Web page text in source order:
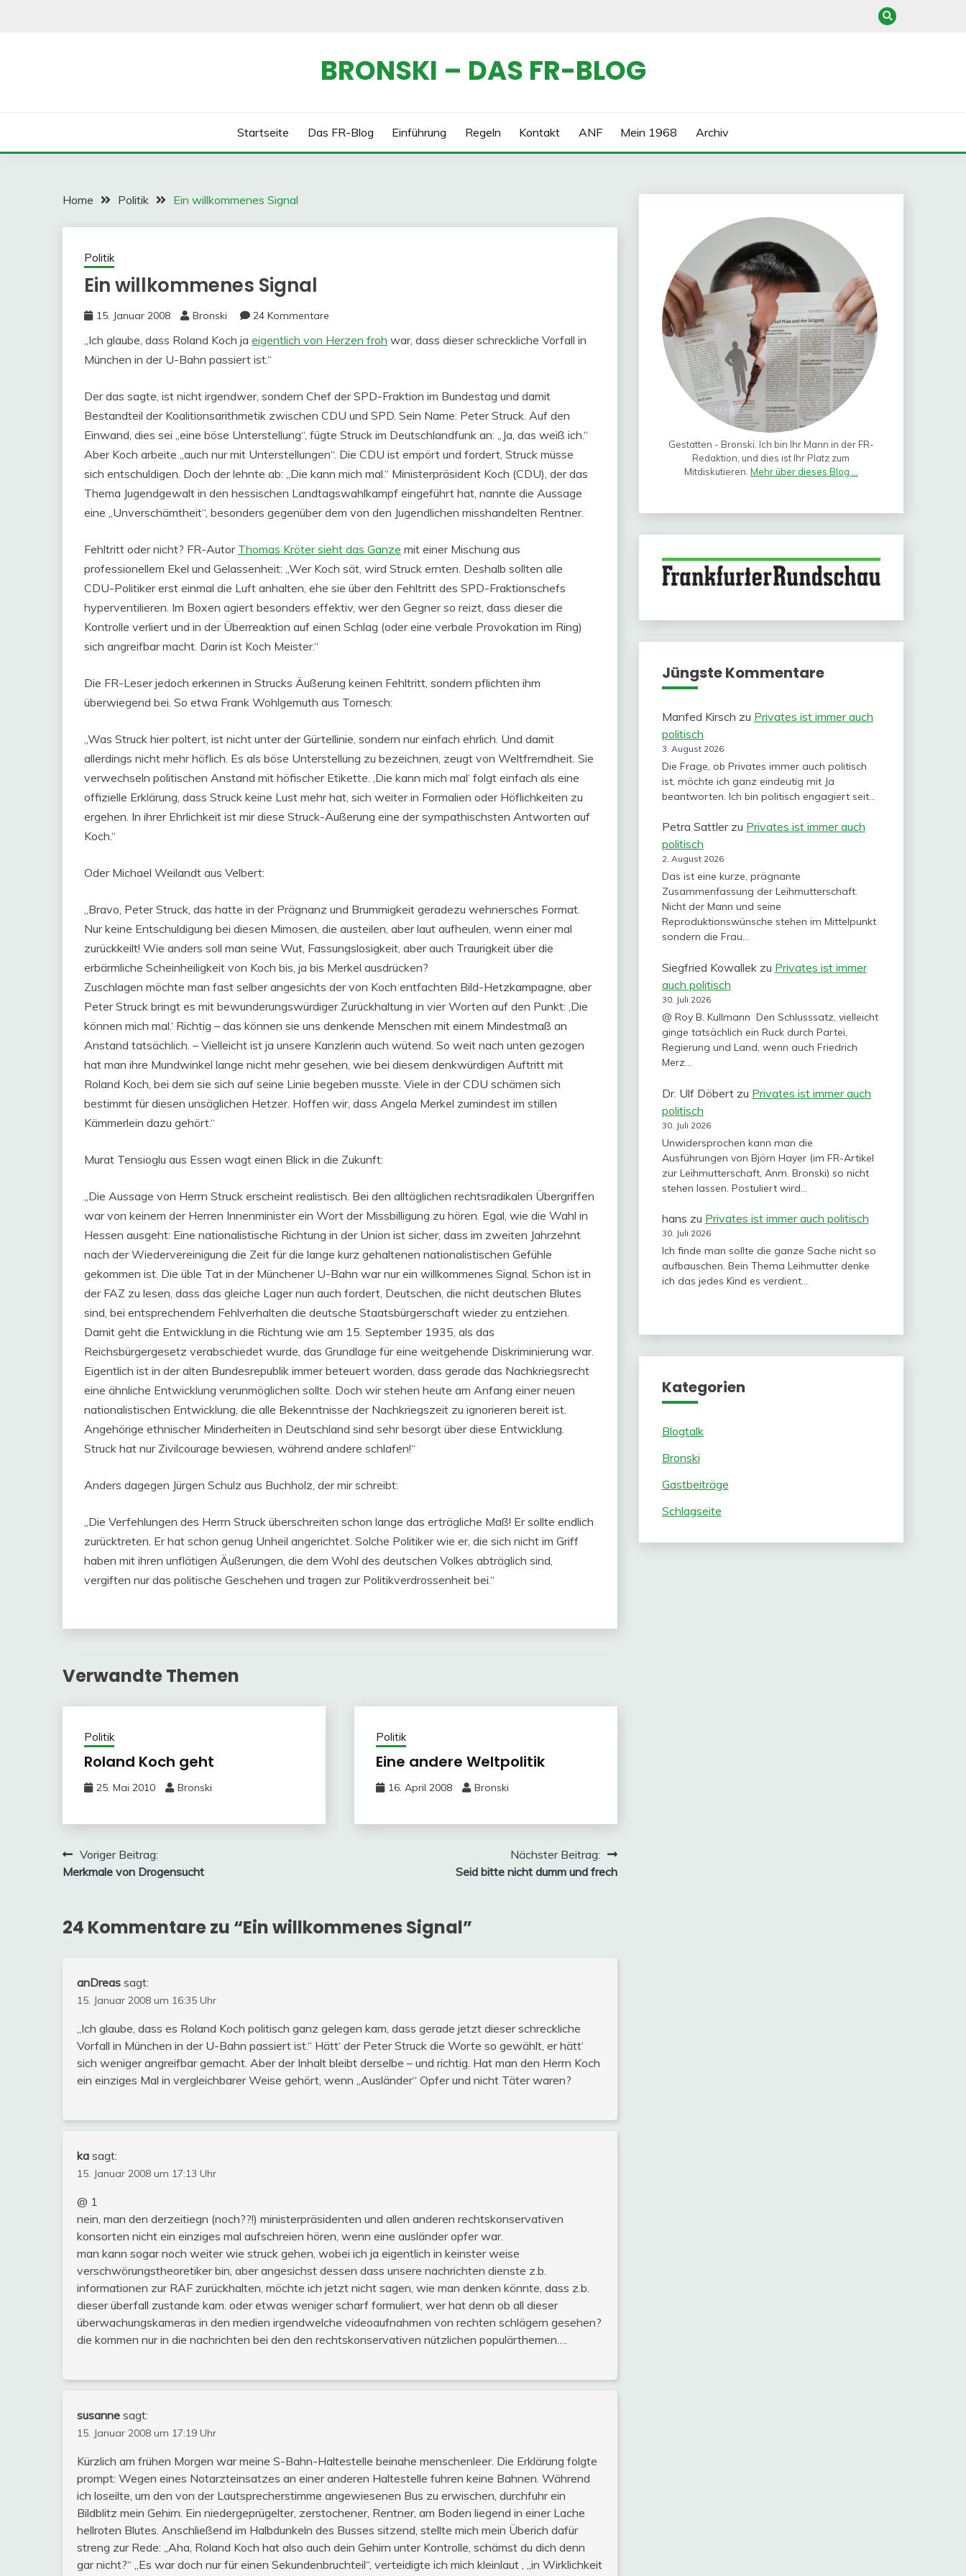
BRONSKI – DAS FR-BLOG
Startseite Das FR-Blog Einführung Regeln Kontakt ANF Mein 1968 Archiv
Home Politik Ein willkommenes Signal
Politik
Ein willkommenes Signal
15. Januar 2008 Bronski 24 Kommentare
„Ich glaube, dass Roland Koch ja eigentlich von Herzen froh war, dass dieser schreckliche Vorfall in
München in der U-Bahn passiert ist.“
Der das sagte, ist nicht irgendwer, sondern Chef der SPD-Fraktion im Bundestag und damit
Bestandteil der Koalitionsarithmetik zwischen CDU und SPD. Sein Name: Peter Struck. Auf den
Einwand, dies sei „eine böse Unterstellung“, fügte Struck im Deutschlandfunk an: „Ja, das weiß ich.“
Aber Koch arbeite „auch nur mit Unterstellungen“. Die CDU ist empört und fordert, Struck müsse
sich entschuldigen. Doch der lehnte ab: „Die kann mich mal.“ Ministerpräsident Koch (CDU), der das
Thema Jugendgewalt in den hessischen Landtagswahlkampf eingeführt hat, nannte die Aussage
eine „Unverschämtheit“, besonders gegenüber dem von den Jugendlichen misshandelten Rentner.
Fehltritt oder nicht? FR-Autor Thomas Kröter sieht das Ganze mit einer Mischung aus
professionellem Ekel und Gelassenheit: „Wer Koch sät, wird Struck ernten. Deshalb sollten alle
CDU-Politiker erst einmal die Luft anhalten, ehe sie über den Fehltritt des SPD-Fraktionschefs
hyperventilieren. Im Boxen agiert besonders effektiv, wer den Gegner so reizt, dass dieser die
Kontrolle verliert und in der Überreaktion auf einen Schlag (oder eine verbale Provokation im Ring)
sich angreifbar macht. Darin ist Koch Meister.“
Die FR-Leser jedoch erkennen in Strucks Äußerung keinen Fehltritt, sondern pflichten ihm
überwiegend bei. So etwa Frank Wohlgemuth aus Tornesch:
„Was Struck hier poltert, ist nicht unter der Gürtellinie, sondern nur einfach ehrlich. Und damit
allerdings nicht mehr höflich. Es als böse Unterstellung zu bezeichnen, zeugt von Weltfremdheit. Sie
verwechseln politischen Anstand mit höfischer Etikette. ‚Die kann mich mal‘ folgt einfach als eine
offizielle Erklärung, dass Struck keine Lust mehr hat, sich weiter in Formalien oder Höflichkeiten zu
ergehen. In ihrer Ehrlichkeit ist mir diese Struck-Äußerung eine der sympathischsten Antworten auf
Koch.“
Oder Michael Weilandt aus Velbert:
„Bravo, Peter Struck, das hatte in der Prägnanz und Brummigkeit geradezu wehnersches Format.
Nur keine Entschuldigung bei diesen Mimosen, die austeilen, aber laut aufheulen, wenn einer mal
zurückkeilt! Wie anders soll man seine Wut, Fassungslosigkeit, aber auch Traurigkeit über die
erbärmliche Scheinheiligkeit von Koch bis, ja bis Merkel ausdrücken?
Zuschlagen möchte man fast selber angesichts der von Koch entfachten Bild-Hetzkampagne, aber
Peter Struck bringt es mit bewunderungswürdiger Zurückhaltung in vier Worten auf den Punkt: ‚Die
können mich mal.‘ Richtig – das können sie uns denkende Menschen mit einem Mindestmaß an
Anstand tatsächlich. – Vielleicht ist ja unsere Kanzlerin auch wütend. So weit nach unten gezogen
hat man ihre Mundwinkel lange nicht mehr gesehen, wie bei diesem denkwürdigen Auftritt mit
Roland Koch, bei dem sie sich auf seine Linie begeben musste. Viele in der CDU schämen sich
bestimmt für diesen unsäglichen Hetzer. Hoffen wir, dass Angela Merkel zumindest im stillen
Kämmerlein dazu gehört.“
Murat Tensioglu aus Essen wagt einen Blick in die Zukunft:
„Die Aussage von Herrn Struck erscheint realistisch. Bei den alltäglichen rechtsradikalen Übergriffen
war von keinem der Herren Innenminister ein Wort der Missbilligung zu hören. Egal, wie die Wahl in
Hessen ausgeht: Eine nationalistische Richtung in der Union ist sicher, dass im zweiten Jahrzehnt
nach der Wiedervereinigung die Zeit für die lange kurz gehaltenen nationalistischen Gefühle
gekommen ist. Die üble Tat in der Münchener U-Bahn war nur ein willkommenes Signal. Schon ist in
der FAZ zu lesen, dass das gleiche Lager nun auch fordert, Deutschen, die nicht deutschen Blutes
sind, bei entsprechendem Fehlverhalten die deutsche Staatsbürgerschaft wieder zu entziehen.
Damit geht die Entwicklung in die Richtung wie am 15. September 1935, als das
Reichsbürgergesetz verabschiedet wurde, das Grundlage für eine weitgehende Diskriminierung war.
Eigentlich ist in der alten Bundesrepublik immer beteuert worden, dass gerade das Nachkriegsrecht
eine ähnliche Entwicklung verunmöglichen sollte. Doch wir stehen heute am Anfang einer neuen
nationalistischen Entwicklung, die alle Bekenntnisse der Nachkriegszeit zu ignorieren bereit ist.
Angehörige ethnischer Minderheiten in Deutschland sind sehr besorgt über diese Entwicklung.
Struck hat nur Zivilcourage bewiesen, während andere schlafen!“
Anders dagegen Jürgen Schulz aus Buchholz, der mir schreibt:
„Die Verfehlungen des Herrn Struck überschreiten schon lange das erträgliche Maß! Er sollte endlich
zurücktreten. Er hat schon genug Unheil angerichtet. Solche Politiker wie er, die sich nicht im Griff
haben mit ihren unflätigen Äußerungen, die dem Wohl des deutschen Volkes abträglich sind,
vergiften nur das politische Geschehen und tragen zur Politikverdrossenheit bei.“
Verwandte Themen
Politik
Roland Koch geht
25. Mai 2010 Bronski
Politik
Eine andere Weltpolitik
16. April 2008 Bronski
Beitragsnavigation
Voriger Beitrag:
Merkmale von Drogensucht
Nächster Beitrag:
Seid bitte nicht dumm und frech
24 Kommentare zu “Ein willkommenes Signal”
anDreas sagt:
15. Januar 2008 um 16:35 Uhr
„Ich glaube, dass es Roland Koch politisch ganz gelegen kam, dass gerade jetzt dieser schreckliche
Vorfall in München in der U-Bahn passiert ist.“ Hätt‘ der Peter Struck die Worte so gewählt, er hätt‘
sich weniger angreifbar gemacht. Aber der Inhalt bleibt derselbe – und richtig. Hat man den Herrn Koch
ein einziges Mal in vergleichbarer Weise gehört, wenn „Ausländer“ Opfer und nicht Täter waren?
ka sagt:
15. Januar 2008 um 17:13 Uhr
@ 1
nein, man den derzeitiegn (noch??!) ministerpräsidenten und allen anderen rechtskonservativen
konsorten nicht ein einziges mal aufschreien hören, wenn eine ausländer opfer war.
man kann sogar noch weiter wie struck gehen, wobei ich ja eigentlich in keinster weise
verschwörungstheoretiker bin, aber angesichst dessen dass unsere nachrichten dienste z.b.
informationen zur RAF zurückhalten, möchte ich jetzt nicht sagen, wie man denken könnte, dass z.b.
dieser überfall zustande kam. oder etwas weniger scharf formuliert, wer hat denn ob all dieser
überwachungskameras in den medien irgendwelche videoaufnahmen von rechten schlägern gesehen?
die kommen nur in die nachrichten bei den den rechtskonservativen nützlichen populärthemen….
susanne sagt:
15. Januar 2008 um 17:19 Uhr
Kürzlich am frühen Morgen war meine S-Bahn-Haltestelle beinahe menschenleer. Die Erklärung folgte
prompt: Wegen eines Notarzteinsatzes an einer anderen Haltestelle fuhren keine Bahnen. Während
ich loseilte, um den von der Lautsprecherstimme angewiesenen Bus zu erwischen, durchfuhr ein
Bildblitz mein Gehirn. Ein niedergeprügelter, zerstochener, Rentner, am Boden liegend in einer Lache
hellroten Blutes. Anschließend im Halbdunkeln des Busses sitzend, stellte mich mein Überich dafür
streng zur Rede: „Aha, Roland Koch hat also auch dein Gehirn unter Kontrolle, schämst du dich denn
gar nicht?“ „Es war doch nur für einen Sekundenbruchteil“, verteidigte ich mich kleinlaut , „in Wirklichkeit
Gestatten - Bronski. Ich bin Ihr Mann in der FR-
Redaktion, und dies ist Ihr Platz zum
Mitdiskutieren. Mehr über dieses Blog ...
Jüngste Kommentare
Manfed Kirsch zu Privates ist immer auch
politisch
3. August 2026
Die Frage, ob Privates immer auch politisch
ist, möchte ich ganz eindeutig mit Ja
beantworten. Ich bin politisch engagiert seit…
Petra Sattlerzu Privates ist immer auch
politisch
2. August 2026
Das ist eine kurze, prägnante
Zusammenfassung der Leihmutterschaft.
Nicht der Mann und seine
Reproduktionswünsche stehen im Mittelpunkt
sondern die Frau…
Siegfried Kowallekzu Privates ist immer
auch politisch
30. Juli 2026
@ Roy B. Kullmann Den Schlusssatz, vielleicht
ginge tatsächlich ein Ruck durch Partei,
Regierung und Land, wenn auch Friedrich
Merz…
Dr. Ulf Döbertzu Privates ist immer auch
politisch
30. Juli 2026
Unwidersprochen kann man die
Ausführungen von Björn Hayer (im FR-Artikel
zur Leihmutterschaft, Anm. Bronski) so nicht
stehen lassen. Postuliert wird…
hans zu Privates ist immer auch politisch
30. Juli 2026
Ich finde man sollte die ganze Sache nicht so
aufbauschen. Bein Thema Leihmutter denke
ich das jedes Kind es verdient…
Kategorien
Blogtalk
Bronski
Gastbeiträge
Schlagseite